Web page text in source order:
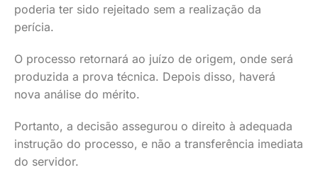
poderia ter sido rejeitado sem a realização da
perícia.
O processo retornará ao juízo de origem, onde será
produzida a prova técnica. Depois disso, haverá
nova análise do mérito.
Portanto, a decisão assegurou o direito à adequada
instrução do processo, e não a transferência imediata
do servidor.